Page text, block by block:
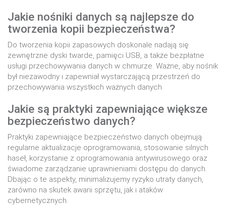
Jakie nośniki danych są najlepsze do
tworzenia kopii bezpieczeństwa?
Do tworzenia kopii zapasowych doskonale nadają się
zewnętrzne dyski twarde, pamięci USB, a także bezpłatne
usługi przechowywania danych w chmurze. Ważne, aby nośnik
był niezawodny i zapewniał wystarczającą przestrzeń do
przechowywania wszystkich ważnych danych.
Jakie są praktyki zapewniające większe
bezpieczeństwo danych?
Praktyki zapewniające bezpieczeństwo danych obejmują
regularne aktualizacje oprogramowania, stosowanie silnych
haseł, korzystanie z oprogramowania antywirusowego oraz
świadome zarządzanie uprawnieniami dostępu do danych.
Dbając o te aspekty, minimalizujemy ryzyko utraty danych,
zarówno na skutek awarii sprzętu, jak i ataków
cybernetycznych.